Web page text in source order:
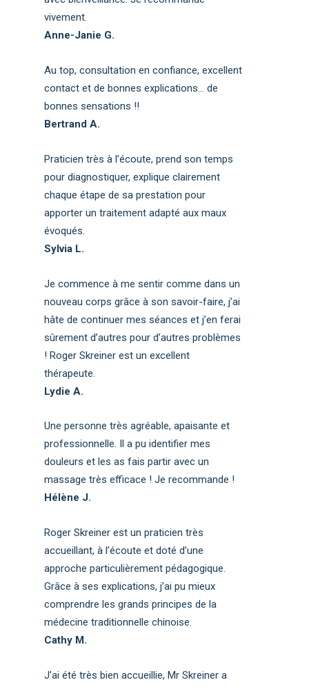
vivement.
Anne-Janie G.
Au top, consultation en confiance, excellent
contact et de bonnes explications… de
bonnes sensations !!
Bertrand A.
Praticien très à l’écoute, prend son temps
pour diagnostiquer, explique clairement
chaque étape de sa prestation pour
apporter un traitement adapté aux maux
évoqués.
Sylvia L.
Je commence à me sentir comme dans un
nouveau corps grâce à son savoir-faire, j’ai
hâte de continuer mes séances et j’en ferai
sûrement d’autres pour d’autres problèmes
! Roger Skreiner est un excellent
thérapeute.
Lydie A.
Une personne très agréable, apaisante et
professionnelle. Il a pu identifier mes
douleurs et les as fais partir avec un
massage très efficace ! Je recommande !
Hélène J.
Roger Skreiner est un praticien très
accueillant, à l’écoute et doté d’une
approche particulièrement pédagogique.
Grâce à ses explications, j’ai pu mieux
comprendre les grands principes de la
médecine traditionnelle chinoise.
Cathy M.
J’ai été très bien accueillie, Mr Skreiner a